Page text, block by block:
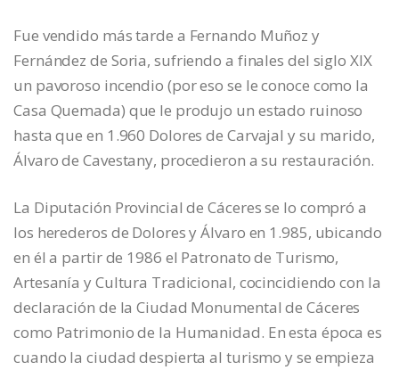
Fue vendido más tarde a Fernando Muñoz y
Fernández de Soria, sufriendo a finales del siglo XIX
un pavoroso incendio (por eso se le conoce como la
Casa Quemada) que le produjo un estado ruinoso
hasta que en 1.960 Dolores de Carvajal y su marido,
Álvaro de Cavestany, procedieron a su restauración.
La Diputación Provincial de Cáceres se lo compró a
los herederos de Dolores y Álvaro en 1.985, ubicando
en él a partir de 1986 el Patronato de Turismo,
Artesanía y Cultura Tradicional, cocincidiendo con la
declaración de la Ciudad Monumental de Cáceres
como Patrimonio de la Humanidad. En esta época es
cuando la ciudad despierta al turismo y se empieza